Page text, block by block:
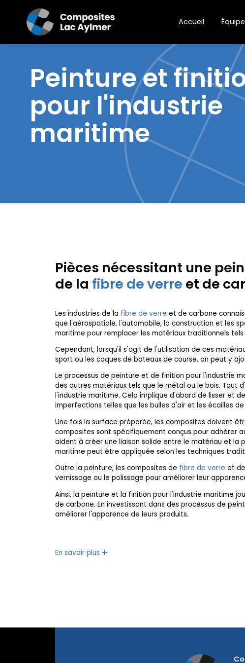
Accueil
Peinture et
pour l'industrie
maritime
Pièces nécessitant une
de la fibre de verre et de
Les industries de la fibre de verre et de carbone
que l'aérospatiale, l'automobile, la construction et les
maritime pour remplacer les matériaux traditionnels
Cependant, lorsqu'il s'agit de l'utilisation de ces
sport ou les coques de bateaux de course, on peut y
Le processus de peinture et de finition pour l'industrie
des autres matériaux tels que le métal ou le bois.
l'industrie maritime. Cela implique d'abord de lisser et
imperfections telles que les bulles d'air et les écailles
Une fois la surface préparée, les composites doivent
composites sont spécifiquement conçus pour adhérer
aident à créer une liaison solide entre le matériau et la
maritime peut être appliquée selon les techniques
Outre la peinture, les composites de fibre de verre et
vernissage ou le polissage pour améliorer leur
Ainsi, la peinture et la finition pour l'industrie maritime
de carbone. En investissant dans des processus de
améliorer l'apparence de leurs produits.
En savoir plus